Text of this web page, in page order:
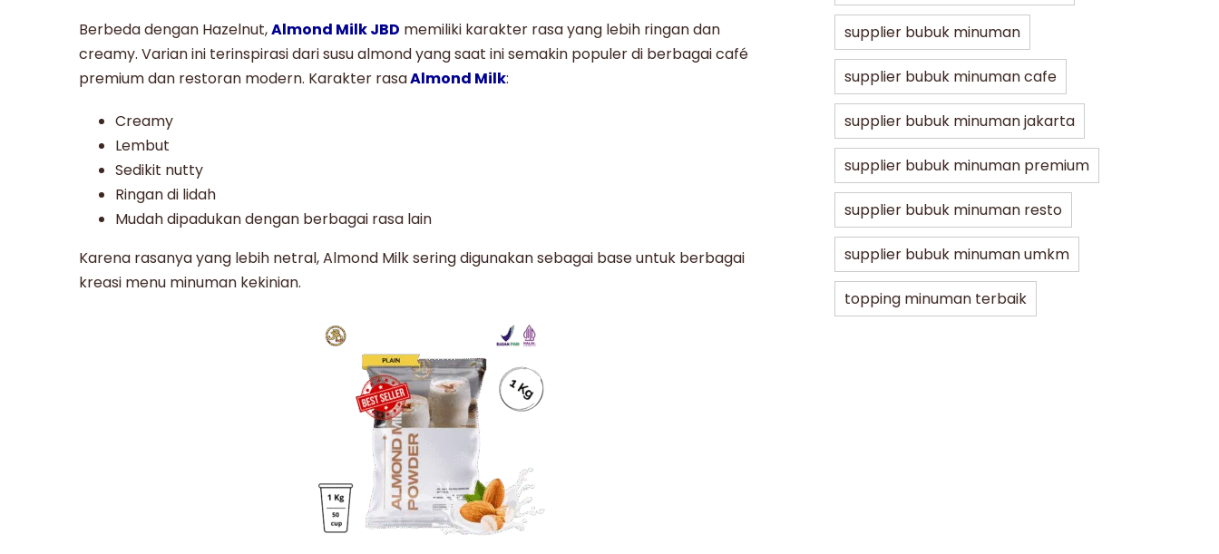
Berbeda dengan Hazelnut,Almond Milk JBD memiliki karakter rasa yang lebih ringan dan
creamy. Varian ini terinspirasi dari susu almond yang saat ini semakin populer di berbagai café
premium dan restoran modern. Karakter rasaAlmond Milk:
Creamy
Lembut
Sedikit nutty
Ringan di lidah
Mudah dipadukan dengan berbagai rasa lain
Karena rasanya yang lebih netral, Almond Milk sering digunakan sebagai base untuk berbagai
kreasi menu minuman kekinian.
supplier bubuk minuman
supplier bubuk minuman cafe
supplier bubuk minuman jakarta
supplier bubuk minuman premium
supplier bubuk minuman resto
supplier bubuk minuman umkm
topping minuman terbaik